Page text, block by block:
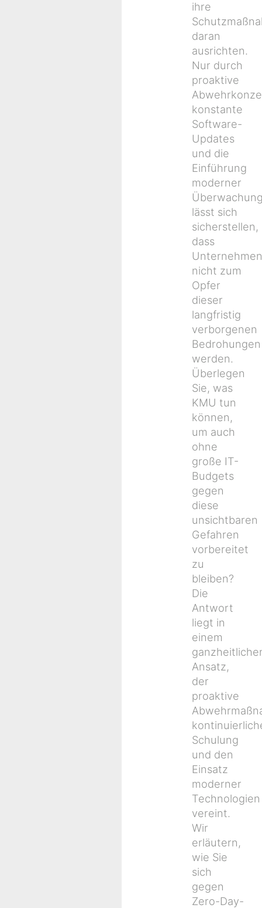
ihre
daran
ausrichten.
Nur durch
proaktive
konstante
Software-
Updates
und die
Einführung
moderner
lässt sich
sicherstellen,
dass
Unternehmen
nicht zum
Opfer
dieser
langfristig
verborgenen
Bedrohungen
werden.
Überlegen
Sie, was
KMU tun
können,
um auch
ohne
große IT-
Budgets
gegen
diese
unsichtbaren
Gefahren
vorbereitet
zu
bleiben?
Die
Antwort
liegt in
einem
Ansatz,
der
proaktive
Schulung
und den
Einsatz
moderner
Technologien
vereint.
Wir
erläutern,
wie Sie
sich
gegen
Zero-Day-